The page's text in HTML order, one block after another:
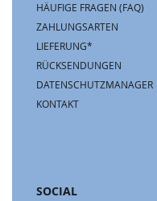
HÄUFIGE FRAGEN (FAQ)
ZAHLUNGSARTEN
LIEFERUNG*
RÜCKSENDUNGEN
DATENSCHUTZMANAGER
KONTAKT
SOCIAL